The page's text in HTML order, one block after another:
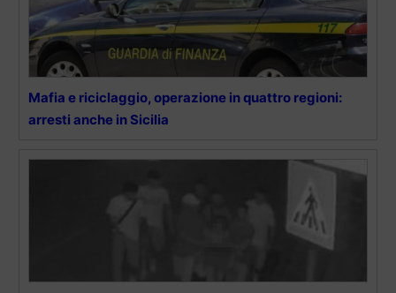
Mafia e riciclaggio, operazione in quattro regioni:
arresti anche in Sicilia